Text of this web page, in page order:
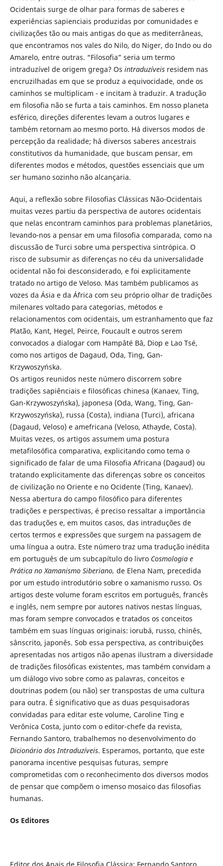
Ocidentais surge de olhar para formas de saberes e
experiências sapienciais produzidas por comunidades e
civilizações tão ou mais antigas do que as mediterrâneas,
que encontramos nos vales do Nilo, do Niger, do Indo ou do
Amarelo, entre outras. “Filosofia” seria um termo
intraduzível de origem grega? Os intraduzíveisresidem nas
encruzilhadas em que se produz a equivocidade, onde os
caminhos se multiplicam - e incitam à traduzir. A tradução
em filosofia não se furta a tais caminhos. Em nosso planeta
esférico, direções diferentes levam a outros lugares e
também retornam ao mesmo porto. Há diversos modos de
percepção da realidade; há diversos saberes ancestrais
constitutivos da humanidade, que buscam pensar, em
diferentes modos e métodos, questões essenciais que um
ser humano sozinho não alcançaria.
Aqui, a reflexão sobre Filosofias Clássicas Não-Ocidentais
muitas vezes partiu da perspectiva de autores ocidentais
que nelas encontram caminhos para problemas planetários,
levando-nos a pensar em uma filosofia comparada, como na
discussão de Turci sobre uma perspectiva sintrópica. O
risco de subsumir as diferenças no céu da universalidade
ocidental não foi desconsiderado, e foi explicitamente
tratado no artigo de Veloso. Mas também publicamos as
vozes da Ásia e da África com seu próprio olhar de tradições
milenares voltado para categorias, métodos e
relacionamentos com ocidentais, um estranhamento que faz
Platão, Kant, Hegel, Peirce, Foucault e outros serem
convocados a dialogar com Hampâté Bâ, Diop e Lao Tsé,
como nos artigos de Dagaud, Oda, Ting, Gan-
Krzywoszyńska.
Os artigos reunidos neste número discorrem sobre
tradições sapiênciais e filosóficas chinesa (Kanaev, Ting,
Gan-Krzywoszyńska), japonesa (Oda, Wang, Ting, Gan-
Krzywoszyńska), russa (Costa), indiana (Turci), africana
(Dagaud, Veloso) e amefricana (Veloso, Athayde, Costa).
Muitas vezes, os artigos assumem uma postura
metafilosófica comparativa, explicitando como tema o
significado de falar de uma Filosofia Africana (Dagaud) ou
tratando explicitamente das diferenças sobre os conceitos
de civilização no Oriente e no Ocidente (Ting, Kanaev).
Nessa abertura do campo filosófico para diferentes
tradições e perspectivas, é preciso ressaltar a importância
das traduções e, em muitos casos, das intraduções de
certos termos e expressões que surgem na passagem de
uma língua a outra. Este número traz uma tradução inédita
em português de um subcapítulo do livro Cosmologia e
Prática no Xamanismo Siberiano, de Elena Nam, precedida
por um estudo introdutório sobre o xamanismo russo. Os
artigos deste volume foram escritos em português, francês
e inglês, nem sempre por autores nativos nestas línguas,
mas foram sempre convocados e tratados os conceitos
também em suas línguas originais: iorubá, russo, chinês,
sânscrito, japonês. Sob essa perspectiva, as contribuições
apresentadas nos artigos não apenas ilustram a diversidade
de tradições filosóficas existentes, mas também convidam a
um diálogo vivo sobre como as palavras, conceitos e
doutrinas podem (ou não) ser transpostas de uma cultura
para outra. É significativo que as duas pesquisadoras
convidadas para editar este volume, Caroline Ting e
Verônica Costa, junto com o editor-chefe da revista,
Fernando Santoro, trabalhemos no desenvolvimento do
Dicionário dos Intraduzíveis. Esperamos, portanto, que este
panorama incentive pesquisas futuras, sempre
comprometidas com o reconhecimento dos diversos modos
de pensar que compõem o imenso mosaico das filosofias
humanas.
Os Editores